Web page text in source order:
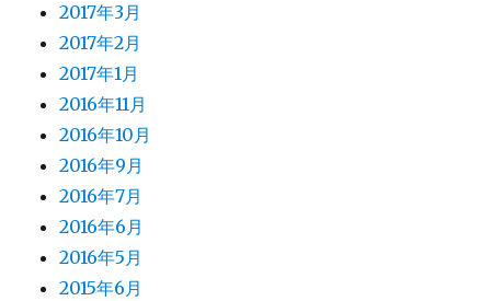
2017年3月
2017年2月
2017年1月
2016年11月
2016年10月
2016年9月
2016年7月
2016年6月
2016年5月
2015年6月